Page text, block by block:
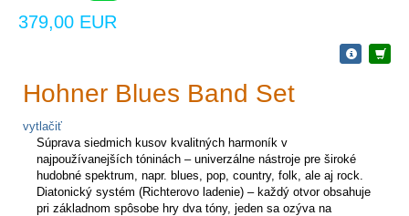
379,00 EUR
Hohner Blues Band Set
vytlačiť
Súprava siedmich kusov kvalitných harmoník v
najpoužívanejších tóninách – univerzálne nástroje pre široké
hudobné spektrum, napr. blues, pop, country, folk, ale aj rock.
Diatonický systém (Richterovo ladenie) – každý otvor obsahuje
pri základnom spôsobe hry dva tóny, jeden sa ozýva na